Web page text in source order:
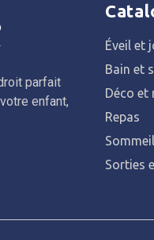
parfait
enfant,
Éveil et
Bain et
Déco et
Repas
Sommeil
Sorties